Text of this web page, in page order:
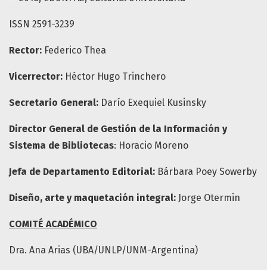
ISSN 2591-3239
Rector: Federico Thea
Vicerrector: Héctor Hugo Trinchero
Secretario General: Darío Exequiel Kusinsky
Director General de Gestión de la Información y
Sistema de Bibliotecas: Horacio Moreno
Jefa de Departamento Editorial: Bárbara Poey Sowerby
Diseño, arte y maquetación integral: Jorge Otermin
COMITÉ ACADÉMICO
Dra. Ana Arias (UBA/UNLP/UNM-Argentina)